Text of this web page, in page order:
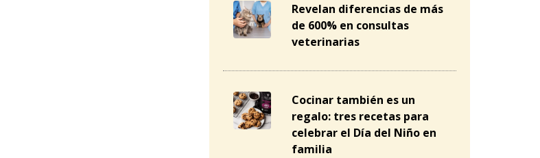
Revelan diferencias de más
de 600% en consultas
veterinarias
Cocinar también es un
regalo: tres recetas para
celebrar el Día del Niño en
familia